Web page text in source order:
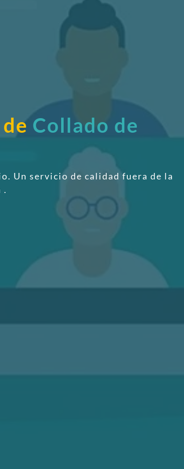
Collado de
Un servicio de calidad fuera de la
.